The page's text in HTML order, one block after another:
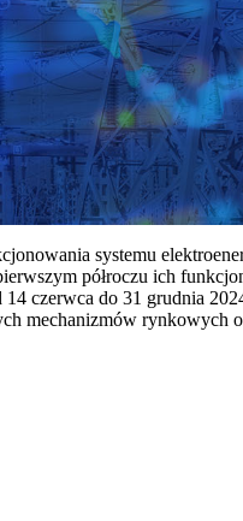
systemu
półroczu ich
czerwca do 31 grudnia
mechanizmów rynkowych